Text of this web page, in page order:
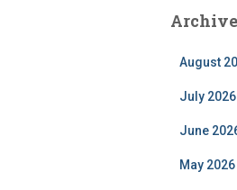
August
July 2026
June
May 2026